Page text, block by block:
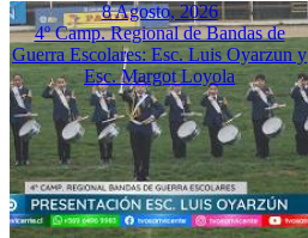
8 Agosto, 2026
4º Camp. Regional de Bandas de
Guerra Escolares: Esc. Luis Oyarzun y
Esc. Margot Loyola